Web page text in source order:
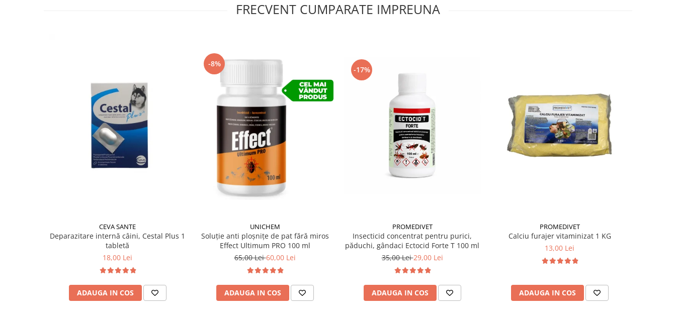
FRECVENT CUMPARATE IMPREUNA
CEVA SANTE
Deparazitare internă câini, Cestal Plus 1
tabletă
18,00 Lei
ADAUGA IN COS
-8%
UNICHEM
Soluție anti ploșnițe de pat fără miros
Effect Ultimum PRO 100 ml
65,00 Lei60,00 Lei
ADAUGA IN COS
-17%
PROMEDIVET
Insecticid concentrat pentru purici,
păduchi, gândaci Ectocid Forte T 100 ml
35,00 Lei29,00 Lei
ADAUGA IN COS
PROMEDIVET
Calciu furajer vitaminizat 1 KG
13,00 Lei
ADAUGA IN COS